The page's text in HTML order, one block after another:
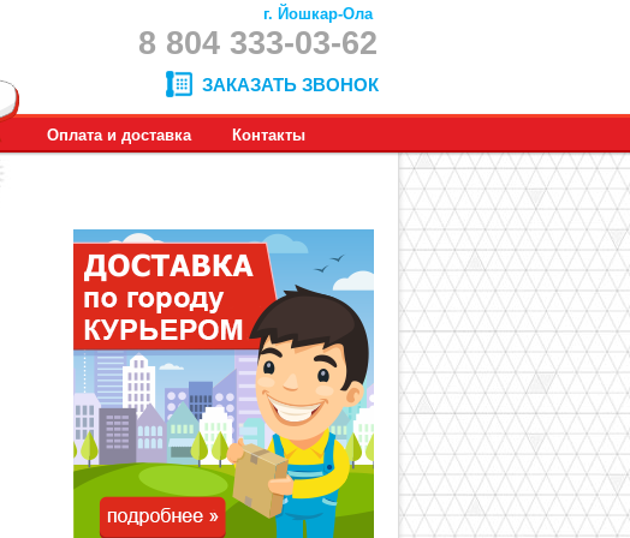
г. Йошкар-Ола
8 804 333-03-62
ЗАКАЗАТЬ ЗВОНОК
Оплата и доставка Контакты